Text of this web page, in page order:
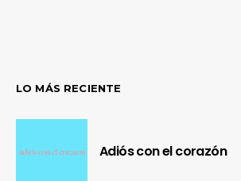
LO MÁS RECIENTE
Adiós con el corazón